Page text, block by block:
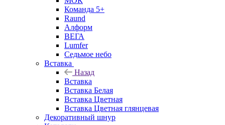
Команда 5+
Raund
Алформ
ВЕГА
Lumfer
Седьмое небо
Вставка
Назад
Вставка
Вставка Белая
Вставка Цветная
Вставка Цветная глянцевая
Декоративный шнур